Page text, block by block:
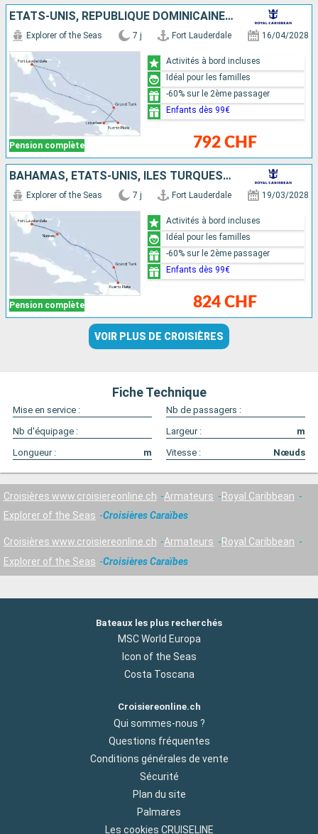
ÉTATS-UNIS, RÉPUBLIQUE DOMINICAINE, HAÏTI, ÎLES TURQUES-ET-CAÏQUES
Pension complète
Explorer of the Seas 7 j Fort Lauderdale 16/04/2028
792 CHF
Activités à bord incluses
Idéal pour les familles
-60% sur le 2ème passager
Enfants dès 99€
BAHAMAS, ÉTATS-UNIS, ÎLES TURQUES-ET-CAÏQUES, RÉPUBLIQUE DOMINICAINE
Pension complète
Explorer of the Seas 7 j Fort Lauderdale 19/03/2028
824 CHF
Activités à bord incluses
Idéal pour les familles
-60% sur le 2ème passager
Enfants dès 99€
VOIR PLUS DE CROISIÈRES
Fiche Technique
Mise en service :
Nb de passagers :
Nb d'équipage :
Largeur :
m
Longueur :
m Vitesse : Nœuds
Croisières www.croisiereonline.ch Armateurs
Royal Caribbean
Explorer of the Seas
Croisières Caraïbes
Croisières www.croisiereonline.ch Armateurs
Royal Caribbean
Explorer of the Seas
Croisières Caraïbes
Bateaux les plus recherchés
MSC World Europa
Icon of the Seas
Costa Toscana
Croisiereonline.ch
Qui sommes-nous ?
Questions fréquentes
Conditions générales de vente
Sécurité
Plan du site
Palmares
Les cookies CRUISELINE